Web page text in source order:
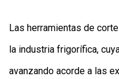
Las herramientas de
la industria frigorífica,
avanzando acorde a las